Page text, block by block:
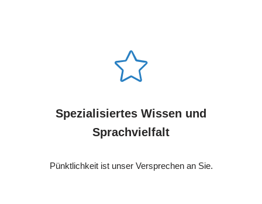
Spezialisiertes Wissen und
Sprachvielfalt
Pünktlichkeit ist unser Versprechen an Sie.